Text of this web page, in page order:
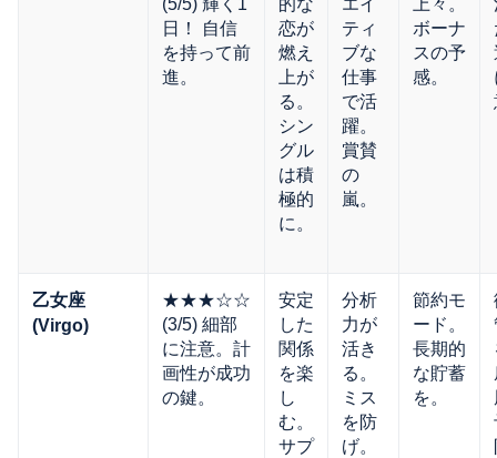
日！ 自信
を持って前
進。
恋が
燃え
上が
る。
シン
グル
は積
極的
に。
ティ
ブな
仕事
で活
躍。
賞賛
の
嵐。
ボーナ
スの予
感。
乙女座
(Virgo)
★★★☆☆
(3/5) 細部
に注意。計
画性が成功
の鍵。
安定
した
関係
を楽
し
む。
サプ
分析
力が
活き
る。
ミス
を防
げ。
節約モ
ード。
長期的
な貯蓄
を。